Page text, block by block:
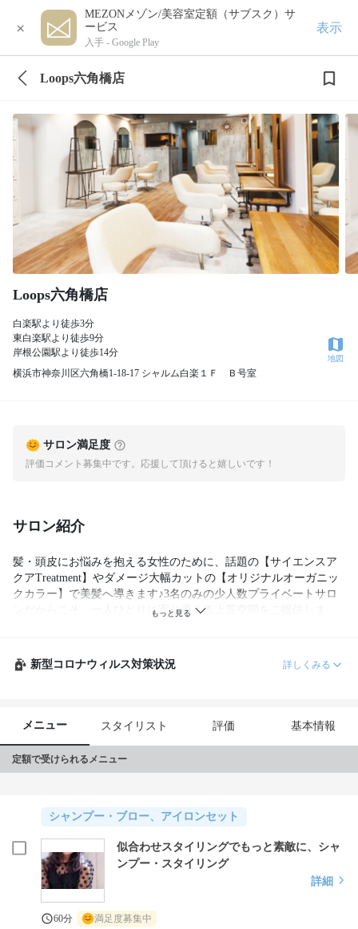
×
MEZONメゾン/美容室定額（サブスク）サ
ービス
入手 - Google Play
表示
Loops六角橋店
Loops六角橋店
白楽駅より徒歩3分
東白楽駅より徒歩9分
岸根公園駅より徒歩14分
横浜市神奈川区六角橋1-18-17 シャルム白楽１Ｆ Ｂ号室
地図
サロン満足度
評価コメント募集中です。応援して頂けると嬉しいです！
サロン紹介
髪・頭皮にお悩みを抱える女性のために、話題の【サイエンスア
クアTreatment】やダメージ大幅カットの【オリジナルオーガニッ
クカラー】で美髪へ導きます♪3名のみの少人数プライベートサロ
ンだからこそ、一人ひとりに寄り添える上質空間をご提供しま
新型コロナウィルス対策状況 詳しくみる
メニュー スタイリスト 評価 基本情報
定額で受けられるメニュー
シャンプー・ブロー、アイロンセット
似合わせスタイリングでもっと素敵に、シャ
ンプー・スタイリング
詳細
60分 満足度募集中